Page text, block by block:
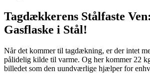
Tagdækkerens Stålfaste
Gasflaske i Stål!
Når det kommer til tagdækning, er der intet
pålidelig kilde til varme. Og her kommer 22
billedet som den uundværlige hjælper for